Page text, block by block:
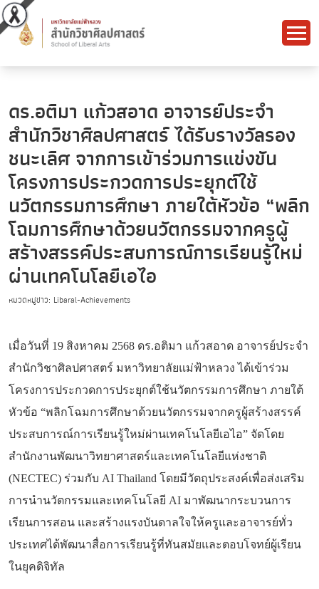
ดร.อติมา แก้วสอาด อาจารย์ประจำ
สำนักวิชาศิลปศาสตร์ ได้รับรางวัลรอง
ชนะเลิศ จากการเข้าร่วมการแข่งขัน
โครงการประกวดการประยุกต์ใช้
นวัตกรรมการศึกษา ภายใต้หัวข้อ “พลิก
โฉมการศึกษาด้วยนวัตกรรมจากครูผู้
สร้างสรรค์ประสบการณ์การเรียนรู้ใหม่
ผ่านเทคโนโลยีเอไอ
หมวดหมู่ข่าว: Libaral-Achievements
เมื่อวันที่ 19 สิงหาคม 2568 ดร.อติมา แก้วสอาด อาจารย์ประจำ
สำนักวิชาศิลปศาสตร์ มหาวิทยาลัยแม่ฟ้าหลวง ได้เข้าร่วม
โครงการประกวดการประยุกต์ใช้นวัตกรรมการศึกษา ภายใต้
หัวข้อ “พลิกโฉมการศึกษาด้วยนวัตกรรมจากครูผู้สร้างสรรค์
ประสบการณ์การเรียนรู้ใหม่ผ่านเทคโนโลยีเอไอ” จัดโดย
สำนักงานพัฒนาวิทยาศาสตร์และเทคโนโลยีแห่งชาติ
(NECTEC) ร่วมกับ AI Thailand โดยมีวัตถุประสงค์เพื่อส่งเสริม
การนำนวัตกรรมและเทคโนโลยี AI มาพัฒนากระบวนการ
เรียนการสอน และสร้างแรงบันดาลใจให้ครูและอาจารย์ทั่ว
ประเทศได้พัฒนาสื่อการเรียนรู้ที่ทันสมัยและตอบโจทย์ผู้เรียน
ในยุคดิจิทัล